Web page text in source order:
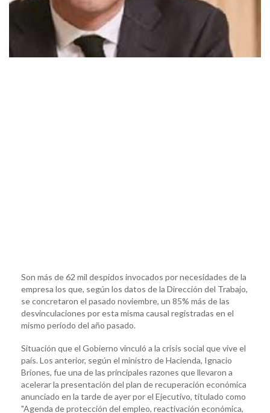
Son más de 62 mil despidos invocados por necesidades de la
empresa los que, según los datos de la Dirección del Trabajo,
se concretaron el pasado noviembre, un 85% más de las
desvinculaciones por esta misma causal registradas en el
mismo período del año pasado.
Situación que el Gobierno vinculó a la crisis social que vive el
país. Los anterior, según el ministro de Hacienda, Ignacio
Briones, fue una de las principales razones que llevaron a
acelerar la presentación del plan de recuperación económica
anunciado en la tarde de ayer por el Ejecutivo, titulado como
"Agenda de protección del empleo, reactivación económica,